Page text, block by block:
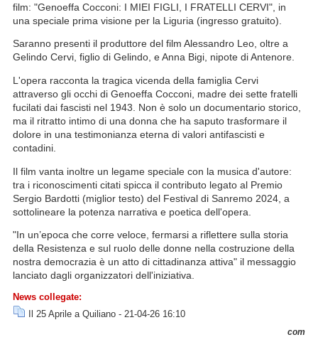
film: "Genoeffa Cocconi: I MIEI FIGLI, I FRATELLI CERVI", in
una speciale prima visione per la Liguria (ingresso gratuito).
Saranno presenti il produttore del film Alessandro Leo, oltre a
Gelindo Cervi, figlio di Gelindo, e Anna Bigi, nipote di Antenore.
L'opera racconta la tragica vicenda della famiglia Cervi
attraverso gli occhi di Genoeffa Cocconi, madre dei sette fratelli
fucilati dai fascisti nel 1943. Non è solo un documentario storico,
ma il ritratto intimo di una donna che ha saputo trasformare il
dolore in una testimonianza eterna di valori antifascisti e
contadini.
Il film vanta inoltre un legame speciale con la musica d'autore:
tra i riconoscimenti citati spicca il contributo legato al Premio
Sergio Bardotti (miglior testo) del Festival di Sanremo 2024, a
sottolineare la potenza narrativa e poetica dell'opera.
"In un’epoca che corre veloce, fermarsi a riflettere sulla storia
della Resistenza e sul ruolo delle donne nella costruzione della
nostra democrazia è un atto di cittadinanza attiva" il messaggio
lanciato dagli organizzatori dell'iniziativa.
News collegate:
Il 25 Aprile a Quiliano- 21-04-26 16:10
com